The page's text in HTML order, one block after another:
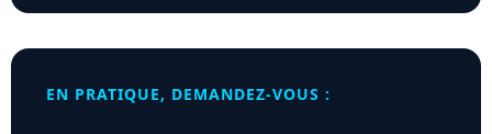
EN PRATIQUE, DEMANDEZ-VOUS :